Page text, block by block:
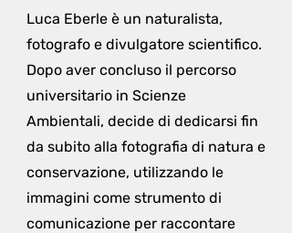
Luca Eberle è un naturalista,
fotografo e divulgatore scientifico.
Dopo aver concluso il percorso
universitario in Scienze
Ambientali, decide di dedicarsi fin
da subito alla fotografia di natura e
conservazione, utilizzando le
immagini come strumento di
comunicazione per raccontare